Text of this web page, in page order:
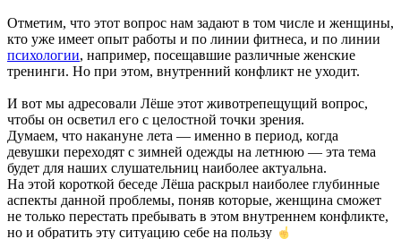
Отметим, что этот вопрос нам задают в том числе и женщины,
кто уже имеет опыт работы и по линии фитнеса, и по линии
психологии, например, посещавшие различные женские
тренинги. Но при этом, внутренний конфликт не уходит.
И вот мы адресовали Лёше этот животрепещущий вопрос,
чтобы он осветил его с целостной точки зрения.
Думаем, что накануне лета — именно в период, когда
девушки переходят с зимней одежды на летнюю — эта тема
будет для наших слушательниц наиболее актуальна.
На этой короткой беседе Лёша раскрыл наиболее глубинные
аспекты данной проблемы, поняв которые, женщина сможет
не только перестать пребывать в этом внутреннем конфликте,
но и обратить эту ситуацию себе на пользу